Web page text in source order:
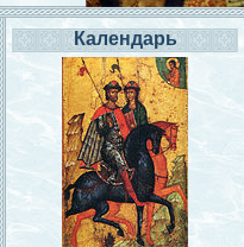
Календарь